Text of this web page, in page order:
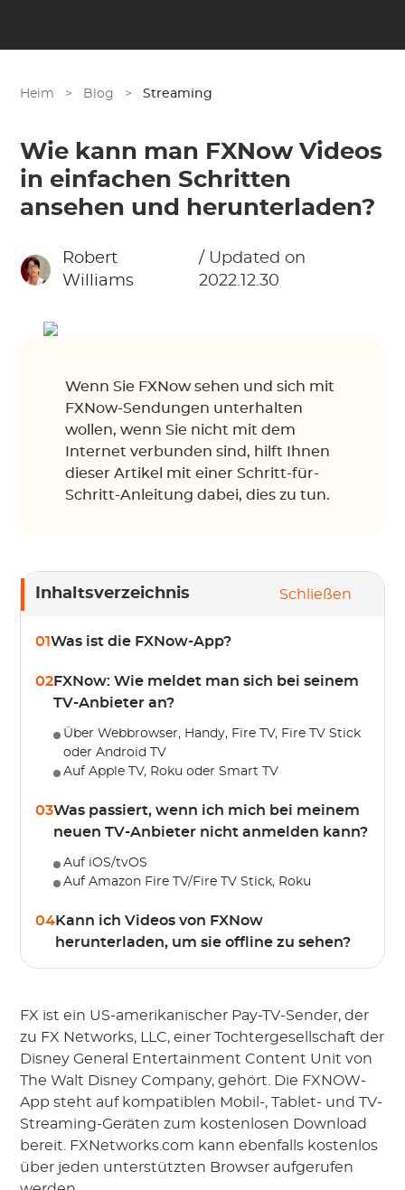
Heim > Blog > Streaming
Wie kann man FXNow Videos
in einfachen Schritten
ansehen und herunterladen?
Robert
Williams
/ Updated on
2022.12.30
Wenn Sie FXNow sehen und sich mit
FXNow-Sendungen unterhalten
wollen, wenn Sie nicht mit dem
Internet verbunden sind, hilft Ihnen
dieser Artikel mit einer Schritt-für-
Schritt-Anleitung dabei, dies zu tun.
Inhaltsverzeichnis Schließen
01Was ist die FXNow-App?
02FXNow: Wie meldet man sich bei seinem
TV-Anbieter an?
Über Webbrowser, Handy, Fire TV, Fire TV Stick
oder Android TV
Auf Apple TV, Roku oder Smart TV
03Was passiert, wenn ich mich bei meinem
neuen TV-Anbieter nicht anmelden kann?
Auf iOS/tvOS
Auf Amazon Fire TV/Fire TV Stick, Roku
04Kann ich Videos von FXNow
herunterladen, um sie offline zu sehen?
FX ist ein US-amerikanischer Pay-TV-Sender, der
zu FX Networks, LLC, einer Tochtergesellschaft der
Disney General Entertainment Content Unit von
The Walt Disney Company, gehört. Die FXNOW-
App steht auf kompatiblen Mobil-, Tablet- und TV-
Streaming-Geräten zum kostenlosen Download
bereit. FXNetworks.com kann ebenfalls kostenlos
über jeden unterstützten Browser aufgerufen